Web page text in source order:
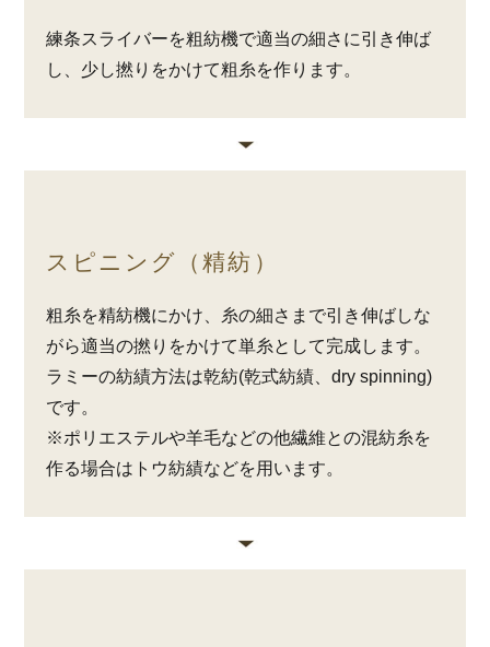
練条スライバーを粗紡機で適当の細さに引き伸ば
し、少し撚りをかけて粗糸を作ります。
スピニング（精紡）
粗糸を精紡機にかけ、糸の細さまで引き伸ばしな
がら適当の撚りをかけて単糸として完成します。
ラミーの紡績方法は乾紡(乾式紡績、dry spinning)
です。
※ポリエステルや羊毛などの他繊維との混紡糸を
作る場合はトウ紡績などを用います。